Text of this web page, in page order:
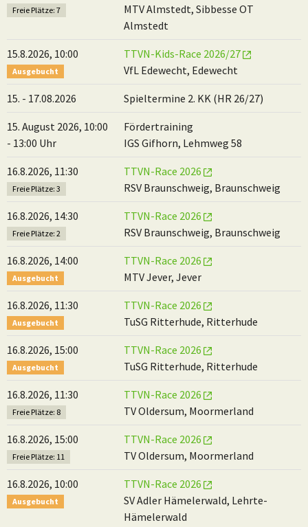
Freie Plätze: 7
MTV Almstedt, Sibbesse OT
Almstedt
15.8.2026, 10:00
Ausgebucht
TTVN-Kids-Race 2026/27
VfL Edewecht, Edewecht
15. - 17.08.2026 Spieltermine 2. KK (HR 26/27)
15. August 2026, 10:00
- 13:00 Uhr
Fördertraining
IGS Gifhorn, Lehmweg 58
16.8.2026, 11:30
Freie Plätze: 3
TTVN-Race 2026
RSV Braunschweig, Braunschweig
16.8.2026, 14:30
Freie Plätze: 2
TTVN-Race 2026
RSV Braunschweig, Braunschweig
16.8.2026, 14:00
Ausgebucht
TTVN-Race 2026
MTV Jever, Jever
16.8.2026, 11:30
Ausgebucht
TTVN-Race 2026
TuSG Ritterhude, Ritterhude
16.8.2026, 15:00
Ausgebucht
TTVN-Race 2026
TuSG Ritterhude, Ritterhude
16.8.2026, 11:30
Freie Plätze: 8
TTVN-Race 2026
TV Oldersum, Moormerland
16.8.2026, 15:00
Freie Plätze: 11
TTVN-Race 2026
TV Oldersum, Moormerland
16.8.2026, 10:00
Ausgebucht
TTVN-Race 2026
SV Adler Hämelerwald, Lehrte-
Hämelerwald